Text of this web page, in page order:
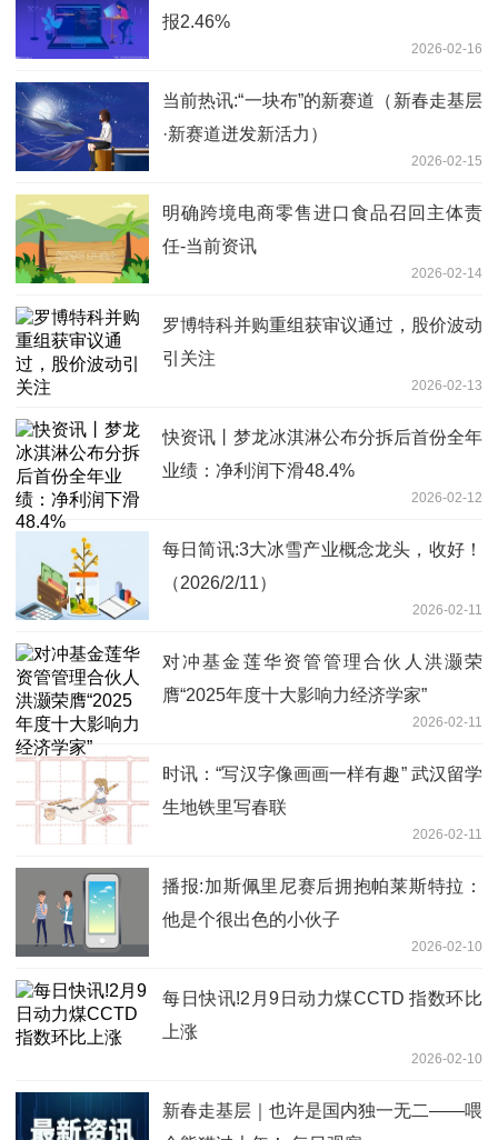
报2.46%
2026-02-16
当前热讯:“一块布”的新赛道（新春走基层
·新赛道迸发新活力）
2026-02-15
明确跨境电商零售进口食品召回主体责
任-当前资讯
2026-02-14
罗博特科并购重组获审议通过，股价波动
引关注
2026-02-13
快资讯丨梦龙冰淇淋公布分拆后首份全年
业绩：净利润下滑48.4%
2026-02-12
每日简讯:3大冰雪产业概念龙头，收好！
（2026/2/11）
2026-02-11
对冲基金莲华资管管理合伙人洪灏荣
膺“2025年度十大影响力经济学家”
2026-02-11
时讯：“写汉字像画画一样有趣” 武汉留学
生地铁里写春联
2026-02-11
播报:加斯佩里尼赛后拥抱帕莱斯特拉：
他是个很出色的小伙子
2026-02-10
每日快讯!2月9日动力煤CCTD 指数环比
上涨
2026-02-10
新春走基层｜也许是国内独一无二——喂